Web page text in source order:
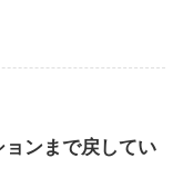
ンまで戻してい